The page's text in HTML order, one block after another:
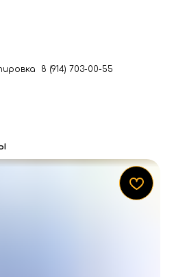
8 (914) 703-00-55